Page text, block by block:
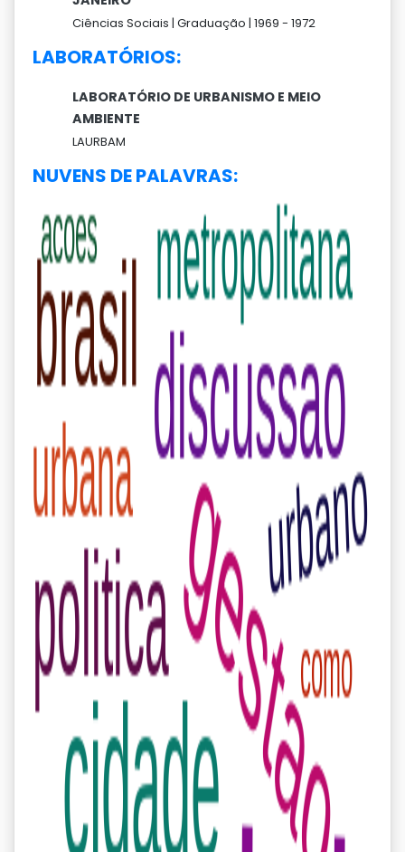
Ciências Sociais | Graduação | 1969 - 1972
LABORATÓRIOS:
LABORATÓRIO DE URBANISMO E MEIO
AMBIENTE
LAURBAM
NUVENS DE PALAVRAS: